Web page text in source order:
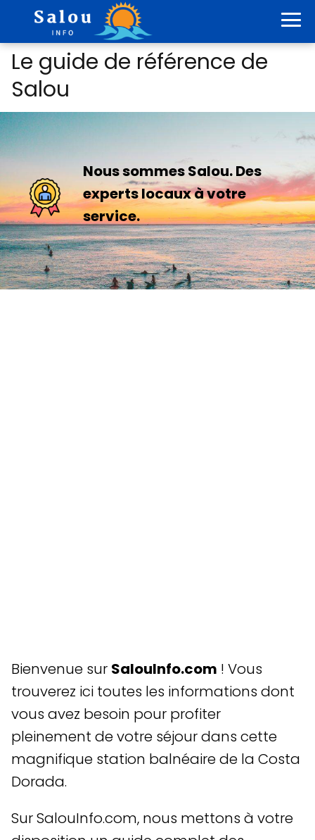
Le guide de référence de
Salou
Nous sommes Salou. Des
experts locaux à votre
service.
Bienvenue sur SalouInfo.com ! Vous
trouverez ici toutes les informations dont
vous avez besoin pour profiter
pleinement de votre séjour dans cette
magnifique station balnéaire de la Costa
Dorada.
Sur SalouInfo.com, nous mettons à votre